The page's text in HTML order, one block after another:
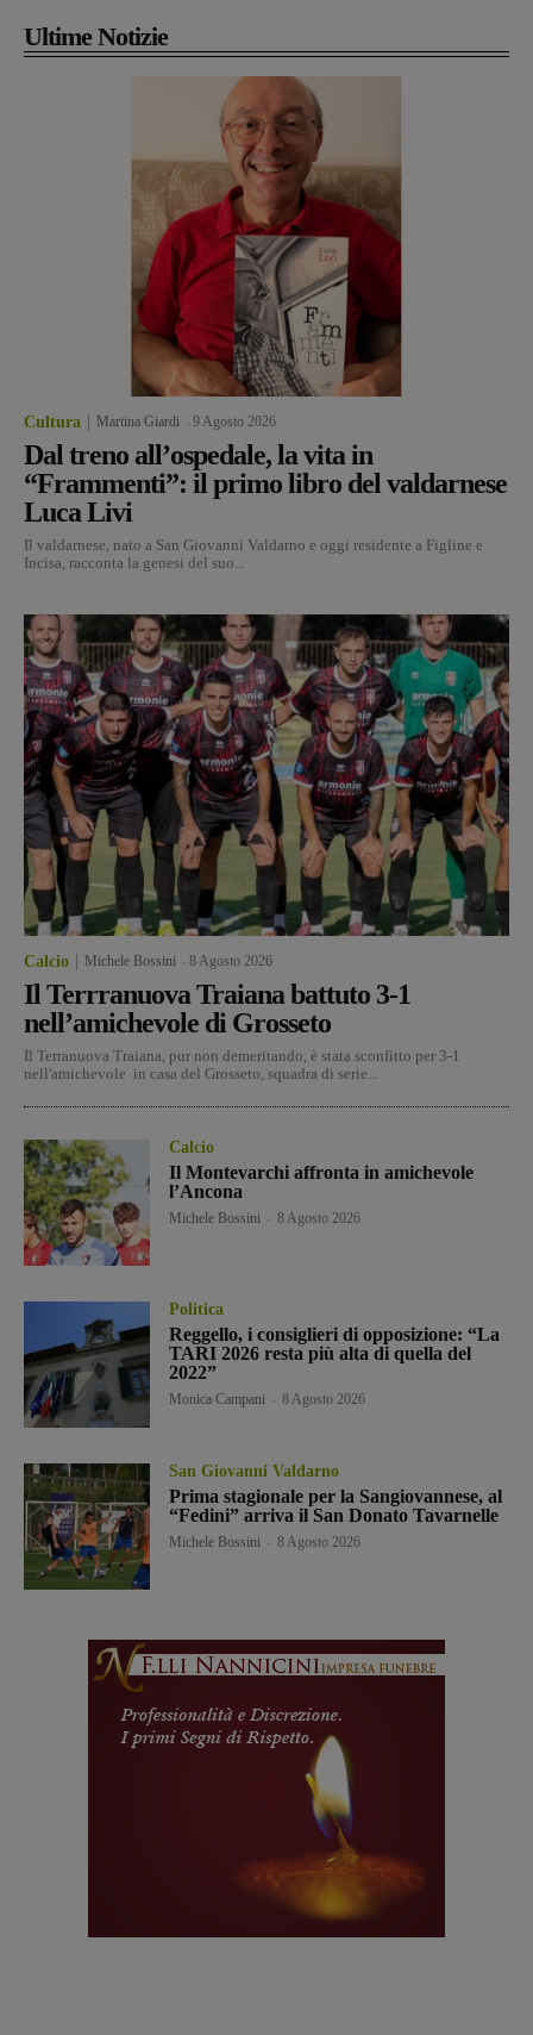
Ultime Notizie
Cultura Martina Giardi 9 Agosto 2026
Dal treno all’ospedale, la vita in
“Frammenti”: il primo libro del valdarnese
Luca Livi
Il valdarnese, nato a San Giovanni Valdarno e oggi residente a Figline e
Incisa, racconta la genesi del suo...
Calcio Michele Bossini 8 Agosto 2026
Il Terrranuova Traiana battuto 3-1
nell’amichevole di Grosseto
Il Terranuova Traiana, pur non demeritando, è stata sconfitto per 3-1
nell'amichevole in casa del Grosseto, squadra di serie...
Calcio
Il Montevarchi affronta in amichevole
l’Ancona
Michele Bossini 8 Agosto 2026
Politica
Reggello, i consiglieri di opposizione: “La
TARI 2026 resta più alta di quella del
2022”
Monica Campani 8 Agosto 2026
San Giovanni Valdarno
Prima stagionale per la Sangiovannese, al
“Fedini” arriva il San Donato Tavarnelle
Michele Bossini 8 Agosto 2026